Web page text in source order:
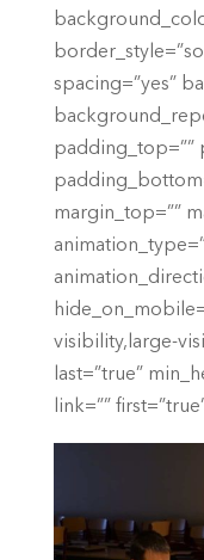
spacing=”yes”
padding_top=””
margin_top=””
visibility,large-
last=”true”
link=””